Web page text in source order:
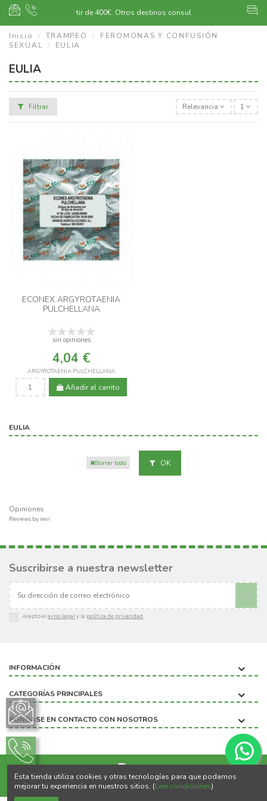
·
Envío gratuito a partir de 400€. Otros destinos consultar
Inicio TRAMPEO
FEROMONAS Y CONFUSIÓN
SEXUAL
EULIA
EULIA
Filtrar Relevancia 1
ECONEX ARGYROTAENIA
PULCHELLANA
sin opiniones
4,04 €
ARGYROTAENIA PULCHELLANA
Añadir al carrito
EULIA
Borrar todo OK
Opiniones
Reviews by revi
Suscribirse a nuestra newsletter
Acepto elaviso legaly la política de privacidad.
INFORMACIÓN
CATEGORÍAS PRINCIPALES
PÓNGASE EN CONTACTO CON NOSOTROS
Copyright ©2020 BIOBICHO
Esta tienda utiliza cookies y otras tecnologías para que podamos
mejorar tu experiencia en nuestros sitios. (Leer condiciones)